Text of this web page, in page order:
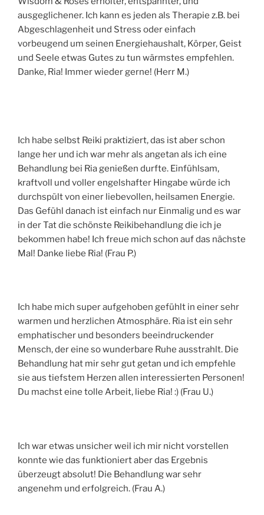
ausgeglichener. Ich kann es jeden als Therapie z.B. bei
Abgeschlagenheit und Stress oder einfach
vorbeugend um seinen Energiehaushalt, Körper, Geist
und Seele etwas Gutes zu tun wärmstes empfehlen.
Danke, Ria! Immer wieder gerne! (Herr M.)
Ich habe selbst Reiki praktiziert, das ist aber schon
lange her und ich war mehr als angetan als ich eine
Behandlung bei Ria genießen durfte. Einfühlsam,
kraftvoll und voller engelshafter Hingabe würde ich
durchspült von einer liebevollen, heilsamen Energie.
Das Gefühl danach ist einfach nur Einmalig und es war
in der Tat die schönste Reikibehandlung die ich je
bekommen habe! Ich freue mich schon auf das nächste
Mal! Danke liebe Ria! (Frau P.)
Ich habe mich super aufgehoben gefühlt in einer sehr
warmen und herzlichen Atmosphäre. Ria ist ein sehr
emphatischer und besonders beeindruckender
Mensch, der eine so wunderbare Ruhe ausstrahlt. Die
Behandlung hat mir sehr gut getan und ich empfehle
sie aus tiefstem Herzen allen interessierten Personen!
Du machst eine tolle Arbeit, liebe Ria! :) (Frau U.)
Ich war etwas unsicher weil ich mir nicht vorstellen
konnte wie das funktioniert aber das Ergebnis
überzeugt absolut! Die Behandlung war sehr
angenehm und erfolgreich. (Frau A.)